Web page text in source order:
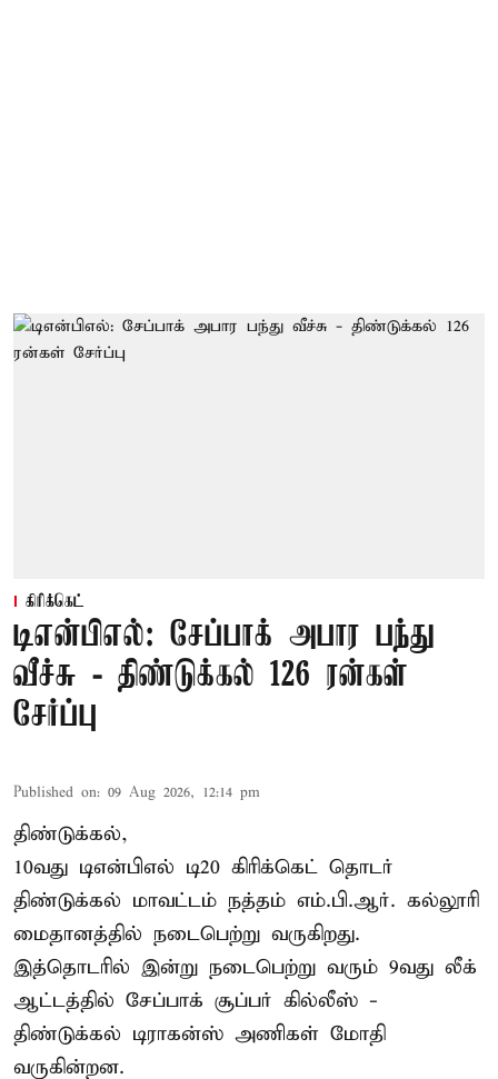
கிரிக்கெட்
டிஎன்பிஎல்: சேப்பாக் அபார பந்து
வீச்சு - திண்டுக்கல் 126 ரன்கள்
சேர்ப்பு
Published on: 09 Aug 2026, 12:14 pm
திண்டுக்கல்,
10வது டிஎன்பிஎல் டி20 கிரிக்கெட் தொடர்
திண்டுக்கல் மாவட்டம் நத்தம் எம்.பி.ஆர். கல்லூரி
மைதானத்தில் நடைபெற்று வருகிறது.
இத்தொடரில் இன்று நடைபெற்று வரும் 9வது லீக்
ஆட்டத்தில் சேப்பாக் சூப்பர் கில்லீஸ் -
திண்டுக்கல் டிராகன்ஸ் அணிகள் மோதி
வருகின்றன.